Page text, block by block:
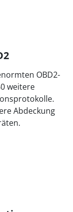
OBD2-
weitere
Abdeckung